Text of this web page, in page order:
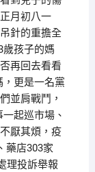
月初八一
針的重擔全
孩子的媽
再回去看看
，更是一名黨
並肩戰鬥，
起巡市場、
厭其煩，疫
藥店303家
理投訴舉報